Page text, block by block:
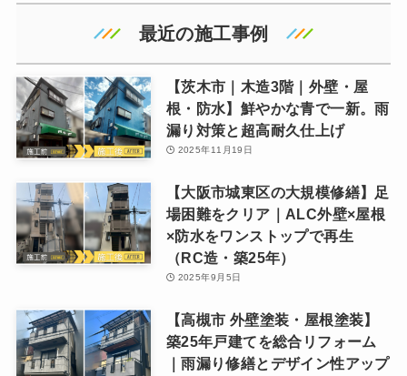
最近の施工事例
【茨木市｜木造3階｜外壁・屋
根・防水】鮮やかな青で一新。雨
漏り対策と超高耐久仕上げ
2025年11月19日
【大阪市城東区の大規模修繕】足
場困難をクリア｜ALC外壁×屋根
×防水をワンストップで再生
（RC造・築25年）
2025年9月5日
【高槻市 外壁塗装・屋根塗装】
築25年戸建てを総合リフォーム
｜雨漏り修繕とデザイン性アップ